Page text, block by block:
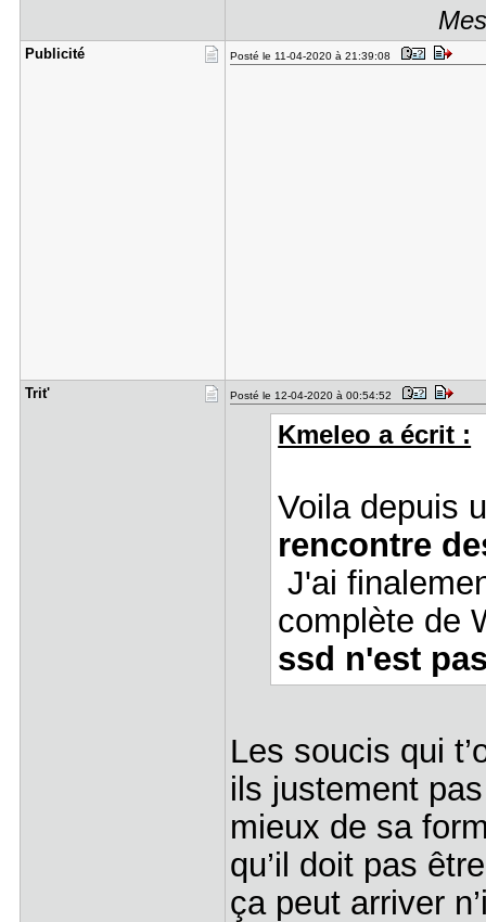
Publicité Posté le 11-04-2020 à 21:39:08
Trit' Posté le 12-04-2020 à 00:54:52
Kmeleo a écrit :
Voila depuis
rencontre
J'ai
complète de
ssd n'est
Les soucis qui
ils justement
mieux de sa
qu’il doit pas
ça peut arriver